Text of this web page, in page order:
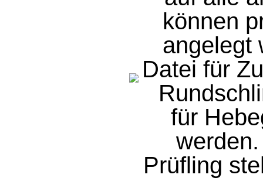
können
angelegt
Datei für
für
Prüfling